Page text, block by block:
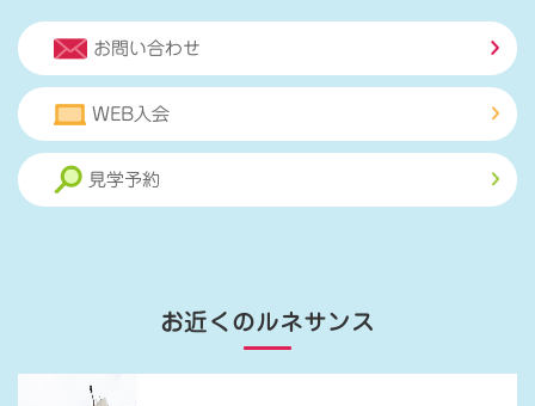
お問い合わせ
WEB入会
見学予約
お近くのルネサンス